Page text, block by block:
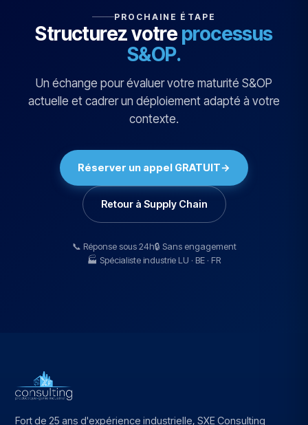
PROCHAINE ÉTAPE
Structurez votre processus
S&OP.
Un échange pour évaluer votre maturité S&OP
actuelle et cadrer un déploiement adapté à votre
contexte.
Réserver un appel GRATUIT→
Retour à Supply Chain
📞 Réponse sous 24h🔒 Sans engagement
🏭 Spécialiste industrie LU · BE · FR
Fort de 25 ans d'expérience industrielle, SXE Consulting